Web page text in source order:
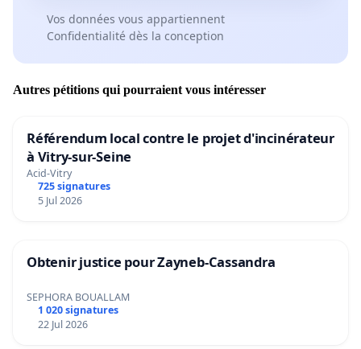
Vos données vous appartiennent
Confidentialité dès la conception
Autres pétitions qui pourraient vous intéresser
Référendum local contre le projet d'incinérateur
à Vitry-sur-Seine
Acid-Vitry
725 signatures
5 Jul 2026
Obtenir justice pour Zayneb-Cassandra
SEPHORA BOUALLAM
1 020 signatures
22 Jul 2026